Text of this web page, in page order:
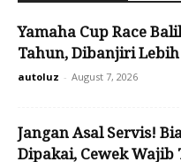
Yamaha Cup Race
Tahun, Dibanjiri
autoluz - August 7, 2026
Jangan Asal Servis!
Dipakai, Cewek Wajib